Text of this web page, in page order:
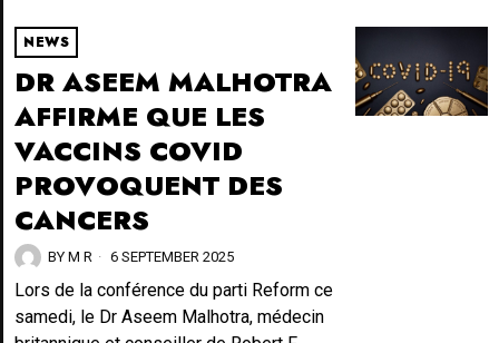
NEWS
DR ASEEM MALHOTRA
AFFIRME QUE LES
VACCINS COVID
PROVOQUENT DES
CANCERS
BY M R 6 SEPTEMBER 2025
Lors de la conférence du parti Reform ce
samedi, le Dr Aseem Malhotra, médecin